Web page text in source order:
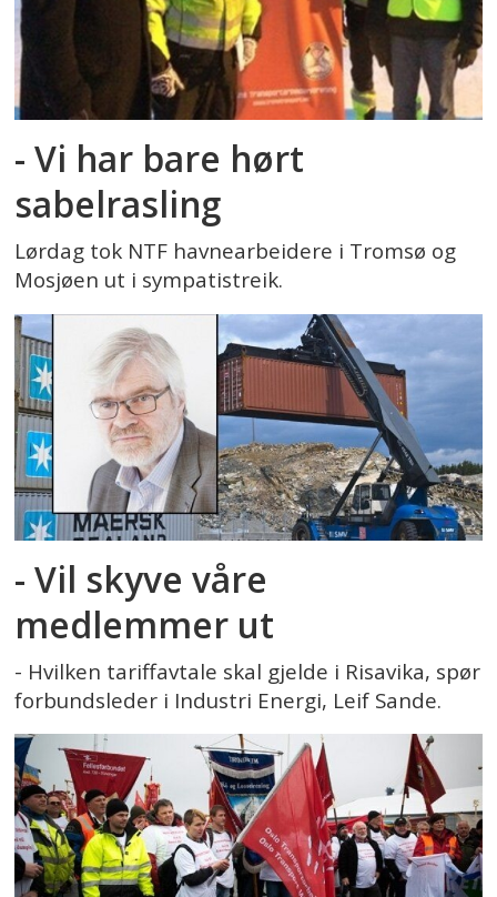
- Vi har bare hørt
sabelrasling
Lørdag tok NTF havnearbeidere i Tromsø og
Mosjøen ut i sympatistreik.
- Vil skyve våre
medlemmer ut
- Hvilken tariffavtale skal gjelde i Risavika, spør
forbundsleder i Industri Energi, Leif Sande.